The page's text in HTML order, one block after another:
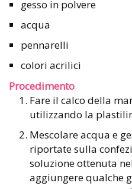
gesso in polvere
acqua
pennarelli
colori acrilici
Procedimento
Fare il calco della
utilizzando la
Mescolare acqua e
riportate sulla
soluzione ottenuta
aggiungere qualche